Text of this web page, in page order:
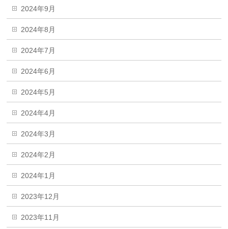
2024年9月
2024年8月
2024年7月
2024年6月
2024年5月
2024年4月
2024年3月
2024年2月
2024年1月
2023年12月
2023年11月